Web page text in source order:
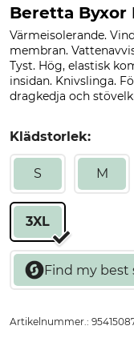
Beretta Byxor
Värmeisolerande.
membran.
Tyst. Hög, elastisk
insidan. Knivslinga.
dragkedja och
Klädstorlek:
S M
3XL
Artikelnummer.: